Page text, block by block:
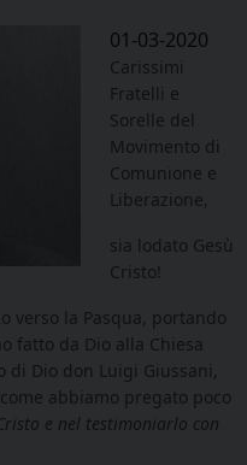
01-03-2020
Carissimi
Fratelli e
Sorelle del
Movimento di
Comunione e
Liberazione,
sia lodato Gesù
Cristo!
verso la Pasqua, portando
fatto da Dio alla Chiesa
di Dio don Luigi Giussani,
come abbiamo pregato poco
e nel testimoniarlo con